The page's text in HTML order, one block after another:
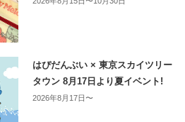
はぴだんぶい × 東京スカイツリー
タウン 8月17日より夏イベント!
2026年8月17日〜